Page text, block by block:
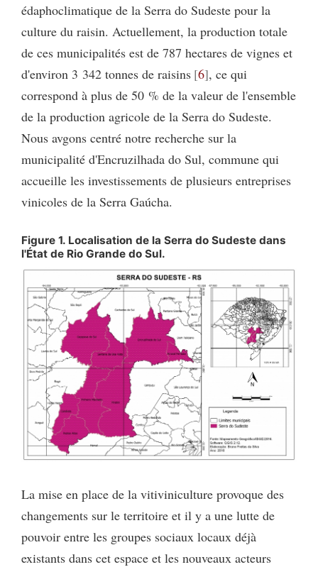
édaphoclimatique de la Serra do Sudeste pour la
culture du raisin. Actuellement, la production totale
de ces municipalités est de 787 hectares de vignes et
d'environ 3 342 tonnes de raisins 6 , ce qui
correspond à plus de 50 % de la valeur de l'ensemble
de la production agricole de la Serra do Sudeste.
Nous avgons centré notre recherche sur la
municipalité d'Encruzilhada do Sul, commune qui
accueille les investissements de plusieurs entreprises
vinicoles de la Serra Gaúcha.
Figure 1. Localisation de la Serra do Sudeste dans
l'État de Rio Grande do Sul.
La mise en place de la vitiviniculture provoque des
changements sur le territoire et il y a une lutte de
pouvoir entre les groupes sociaux locaux déjà
existants dans cet espace et les nouveaux acteurs